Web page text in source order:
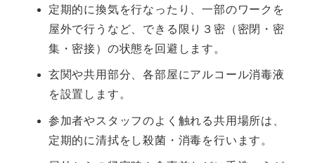
定期的に換気を行なったり、一部のワークを
屋外で行うなど、できる限り３密（密閉・密
集・密接）の状態を回避します。
玄関や共用部分、各部屋にアルコール消毒液
を設置します。
参加者やスタッフのよく触れる共用場所は、
定期的に清拭をし殺菌・消毒を行います。